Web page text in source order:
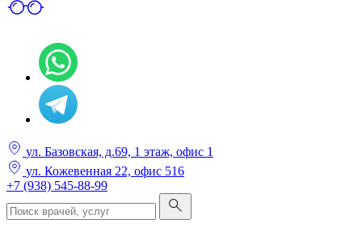
ул. Базовская, д.69, 1 этаж, офис 1
ул. Кожевенная 22, офис 516
+7 (938) 545-88-99